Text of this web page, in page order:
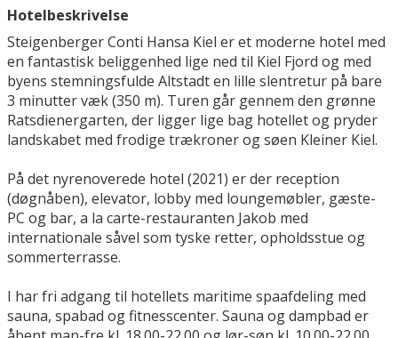
Hotelbeskrivelse
Steigenberger Conti Hansa Kiel er et moderne hotel med
en fantastisk beliggenhed lige ned til Kiel Fjord og med
byens stemningsfulde Altstadt en lille slentretur på bare
3 minutter væk (350 m). Turen går gennem den grønne
Ratsdienergarten, der ligger lige bag hotellet og pryder
landskabet med frodige trækroner og søen Kleiner Kiel.
På det nyrenoverede hotel (2021) er der reception
(døgnåben), elevator, lobby med loungemøbler, gæste-
PC og bar, a la carte-restauranten Jakob med
internationale såvel som tyske retter, opholdsstue og
sommerterrasse.
I har fri adgang til hotellets maritime spaafdeling med
sauna, spabad og fitnesscenter. Sauna og dampbad er